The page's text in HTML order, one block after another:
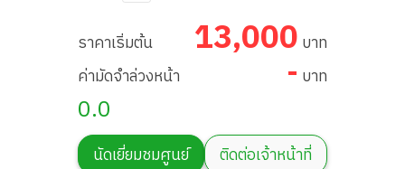
ราคาเริ่มต้น 13,000 บาท
ค่ามัดจำล่วงหน้า
- บาท
0.0
นัดเยี่ยมชมศูนย์ ติดต่อเจ้าหน้าที่